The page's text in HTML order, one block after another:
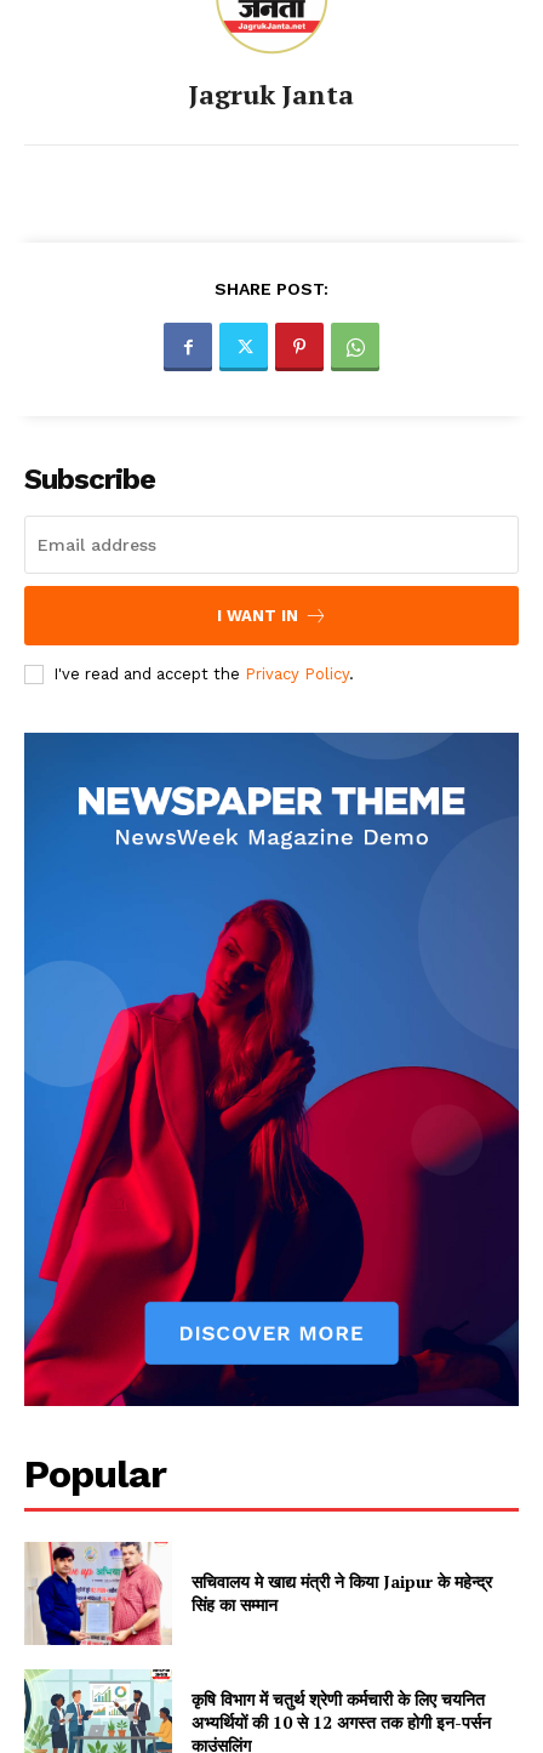
About
Jagruk Janta
SHARE POST:
Subscribe
I WANT IN
I've read and accept the Privacy Policy.
Popular
सचिवालय मे खाद्य मंत्री ने किया Jaipur के महेन्द्र
सिंह का सम्मान
कृषि विभाग में चतुर्थ श्रेणी कर्मचारी के लिए चयनित
अभ्यर्थियों की 10 से 12 अगस्त तक होगी इन-पर्सन
काउंसलिंग